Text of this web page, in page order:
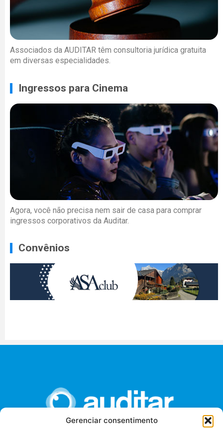
Gerenciar consentimento
Associados da AUDITAR têm consultoria jurídica gratuita
em diversas especialidades.
Ingressos para Cinema
Agora, você não precisa nem sair de casa para comprar
ingressos corporativos da Auditar.
Convênios